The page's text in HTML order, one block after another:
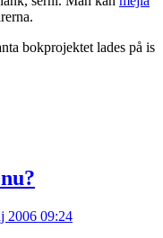
bokprojektet lades på is
2006 09:24